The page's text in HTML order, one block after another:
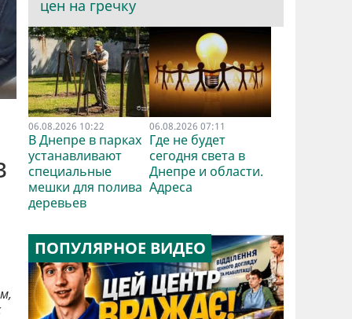
цен на гречку
06.08.2026 10:22
В Днепре в парках
устанавливают
специальные
мешки для полива
деревьев
06.08.2026 07:11
Где не будет
сегодня света в
Днепре и области.
Адреса
ПОПУЛЯРНОЕ ВИДЕО